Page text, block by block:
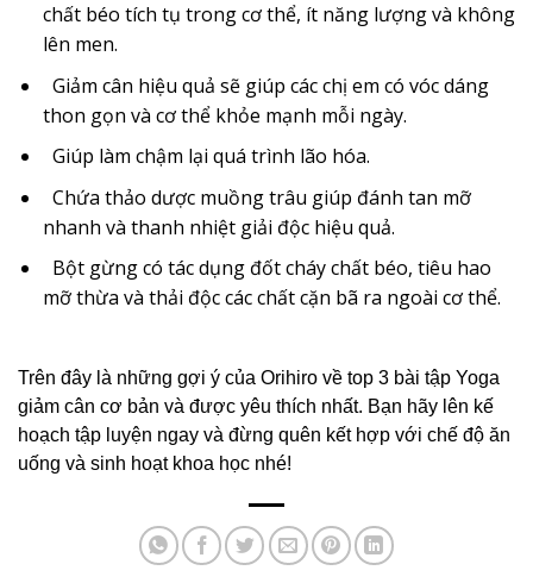
chất béo tích tụ trong cơ thể, ít năng lượng và không
lên men.
Giảm cân hiệu quả sẽ giúp các chị em có vóc dáng
thon gọn và cơ thể khỏe mạnh mỗi ngày.
Giúp làm chậm lại quá trình lão hóa.
Chứa thảo dược muồng trâu giúp đánh tan mỡ
nhanh và thanh nhiệt giải độc hiệu quả.
Bột gừng có tác dụng đốt cháy chất béo, tiêu hao
mỡ thừa và thải độc các chất cặn bã ra ngoài cơ thể.
Trên đây là những gợi ý của Orihiro về top 3 bài tập Yoga
giảm cân cơ bản và được yêu thích nhất. Bạn hãy lên kế
hoạch tập luyện ngay và đừng quên kết hợp với chế độ ăn
uống và sinh hoạt khoa học nhé!